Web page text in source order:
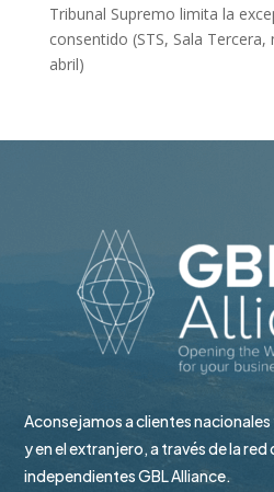
Tribunal Supremo limita la
consentido (STS, Sala Tercera,
abril)
Aconsejamos a clientes
y en el extranjero, a través de la
independientes GBL Alliance.